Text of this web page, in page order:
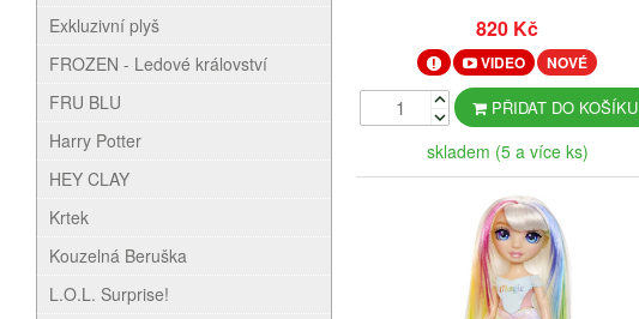
820 Kč
VIDEO NOVÉ
PŘIDAT DO KOŠÍKU
skladem (5 a více ks)
Exkluzivní plyš
FROZEN - Ledové království
FRU BLU
Harry Potter
HEY CLAY
Krtek
Kouzelná Beruška
L.O.L. Surprise!